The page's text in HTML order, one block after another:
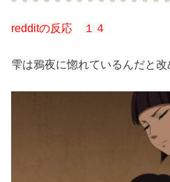
redditの反応 １４
雫は鴉夜に惚れているんだと改